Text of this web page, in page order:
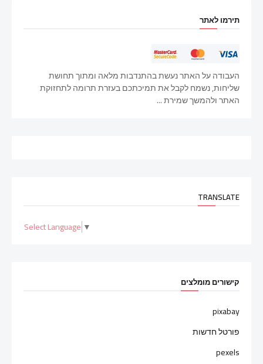
תירמו לאתר
העבודה על האתר נעשת בהתנדבות מלאה ומתוך תחושת
שליחות, נשמח לקבל את תמיכתכם בעזרת תרומה לתחזוקת
האתר ולהמשך שמירת ...
TRANSLATE
Select Language ▼
קישורים מומלצים
pixabay
פורטל חדשות
pexels